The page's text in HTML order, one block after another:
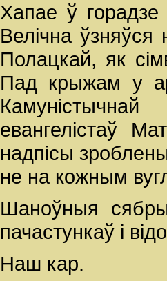
Хапае ў горадзе
Велічна
Полацкай, як
Пад крыжам у
евангелістаў
надпісы
не на кожным
Шаноўныя
пачастункаў і
Наш кар.